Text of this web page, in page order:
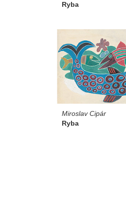
Ryba
Miroslav Cipár
Ryba